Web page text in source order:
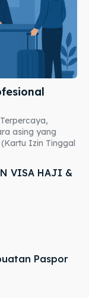
asing yang
Izin Tinggal
VISA HAJI &
Paspor